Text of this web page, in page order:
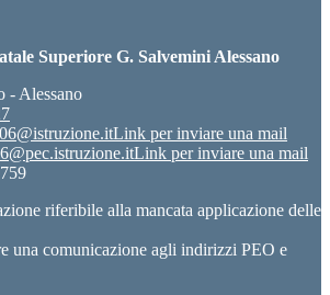
Superiore G. Salvemini Alessano
- Alessano
Link per inviare una mail
Link per inviare una mail
riferibile alla mancata applicazione delle
una comunicazione agli indirizzi PEO e